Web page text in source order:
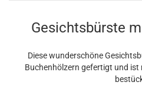
Gesichtsbürste
Diese wunderschöne
Buchenhölzern gefertigt und